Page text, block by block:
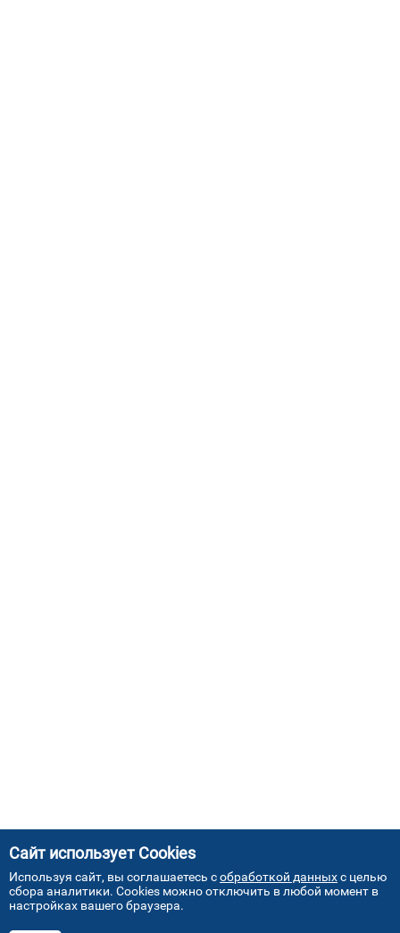
Сайт использует Cookies
Используя сайт, вы соглашаетесь собработкой данныхс целью
сбора аналитики. Cookies можно отключить в любой момент в
настройках вашего браузера.